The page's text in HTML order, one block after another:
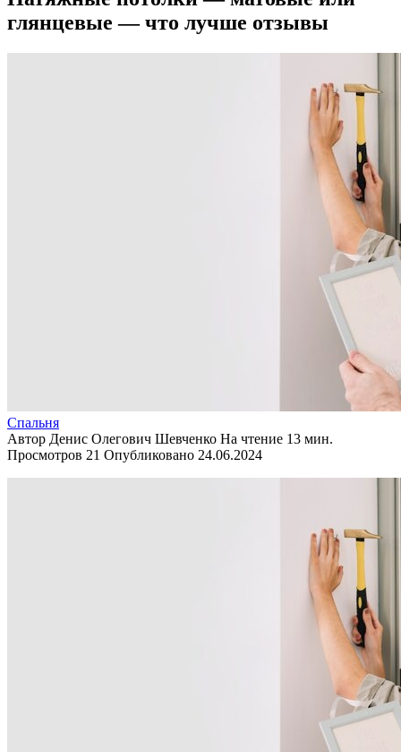
глянцевые — что лучше отзывы
Спальня
Автор Денис Олегович Шевченко На чтение 13 мин.
Просмотров 21 Опубликовано 24.06.2024